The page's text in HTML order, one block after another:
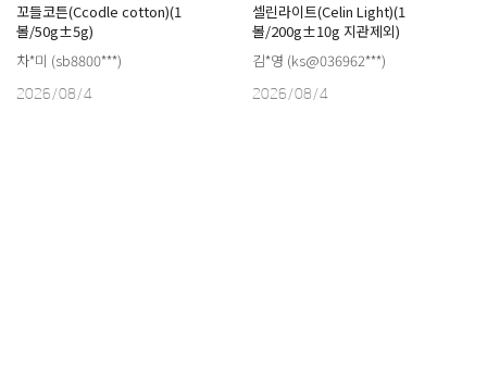
꼬들코튼(Ccodle cotton)(1
볼/50g±5g)
차*미 (sb8800***)
2026/08/4
셀린라이트(Celin Light)(1
볼/200g±10g 지관제외)
김*영 (ks@036962***)
2026/08/4